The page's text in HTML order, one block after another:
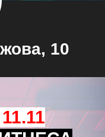
10
11.11